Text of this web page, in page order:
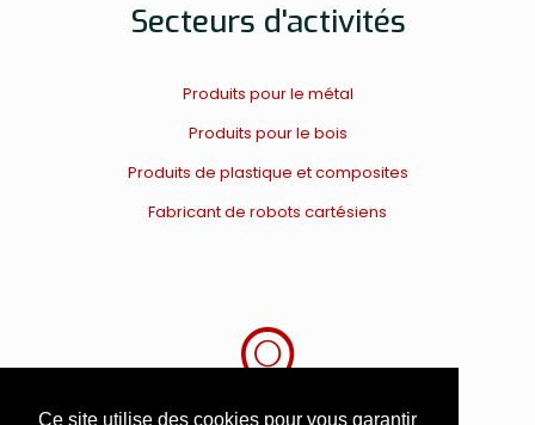
Ce site utilise des cookies pour vous garantir
Secteurs d'activités
Produits pour le métal
Produits pour le bois
Produits de plastique et composites
Fabricant de robots cartésiens